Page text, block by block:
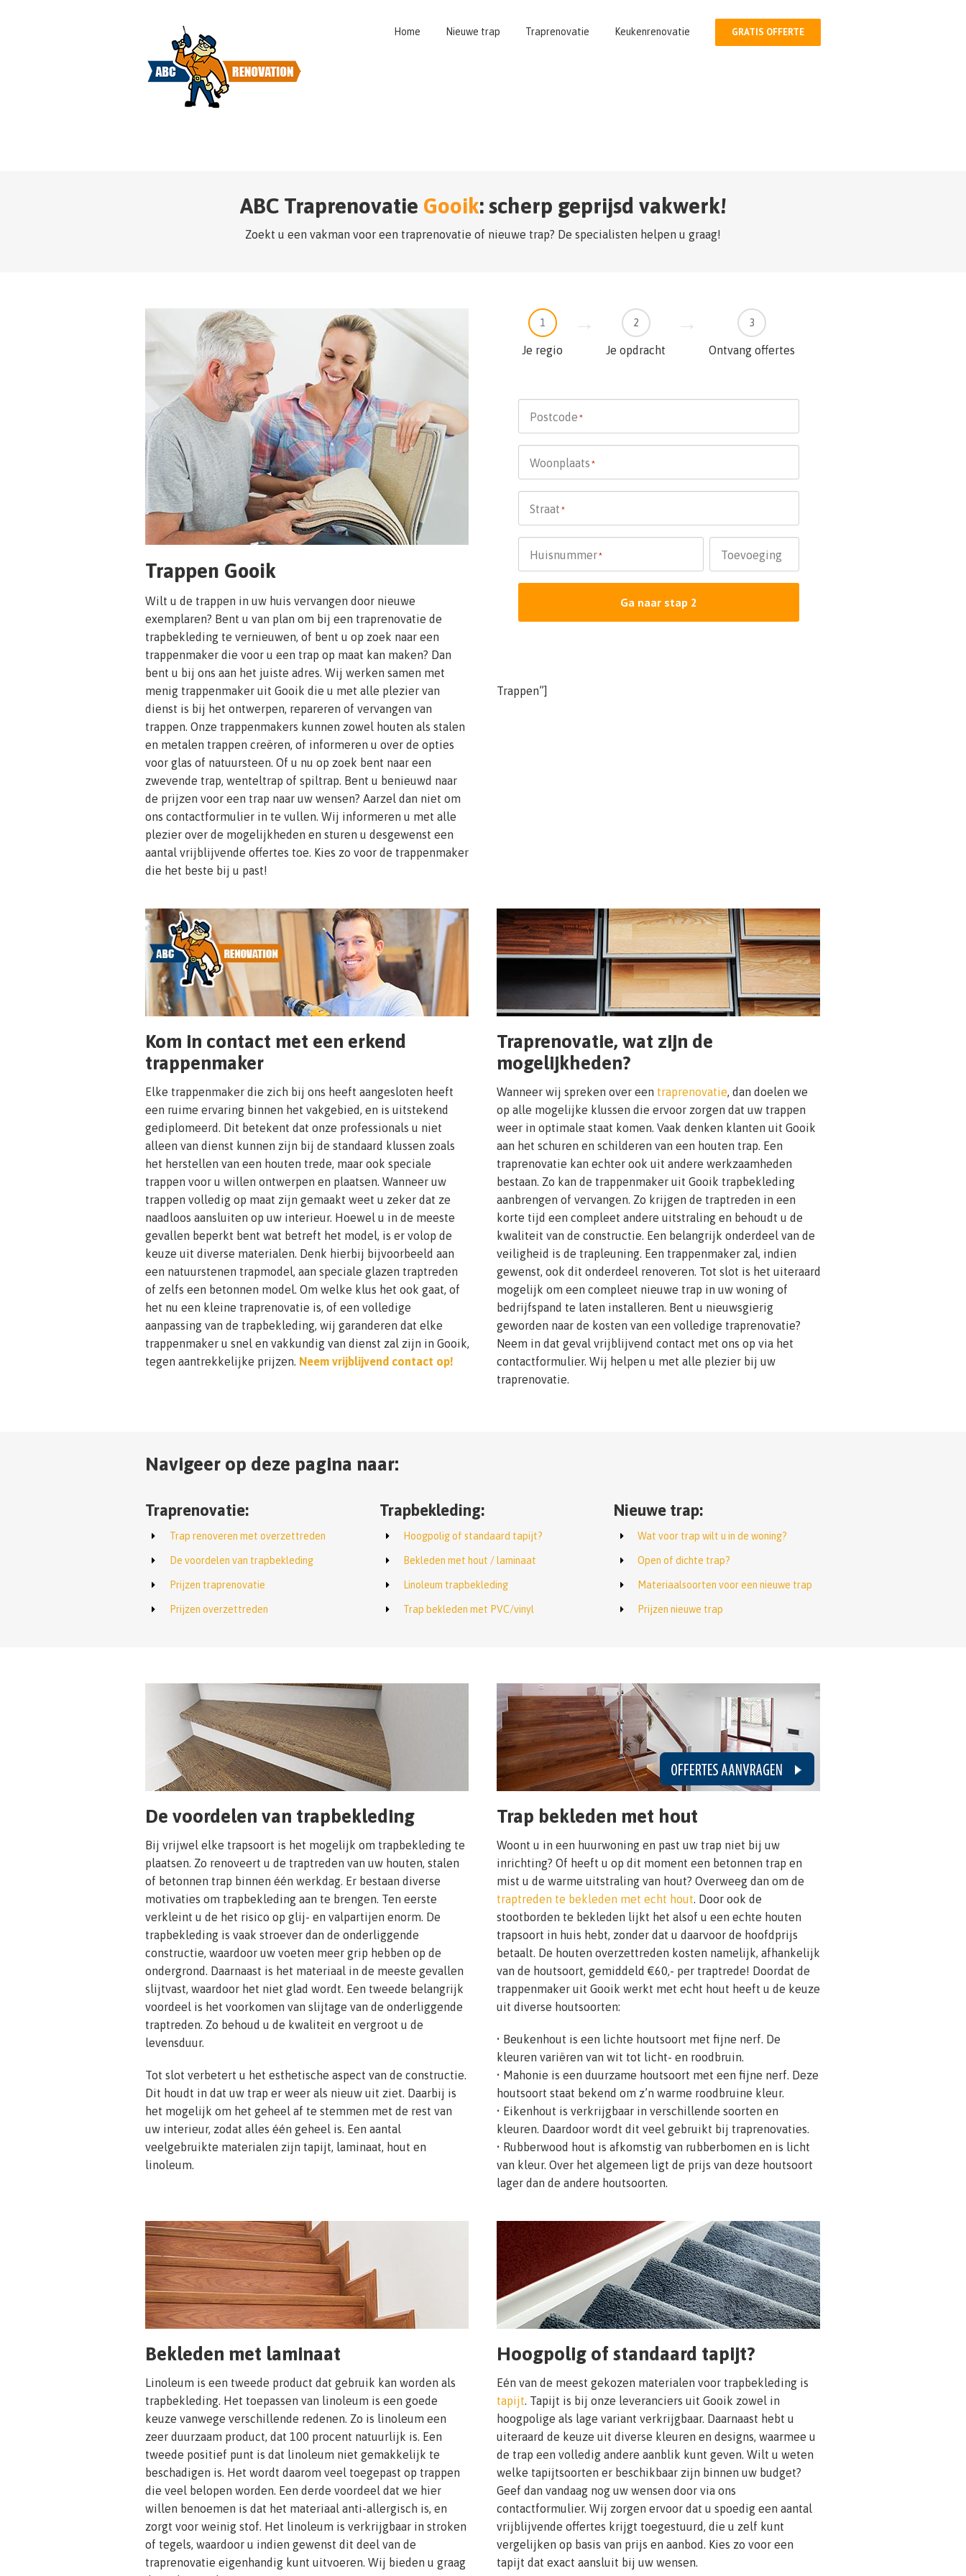
Home Nieuwe trap Traprenovatie Keukenrenovatie GRATIS OFFERTE
ABC Traprenovatie Gooik: scherp geprijsd vakwerk!
Zoekt u een vakman voor een traprenovatie of nieuwe trap? De specialisten helpen u graag!
Trappen Gooik
Wilt u de trappen in uw huis vervangen door nieuwe
exemplaren? Bent u van plan om bij een traprenovatie de
trapbekleding te vernieuwen, of bent u op zoek naar een
trappenmaker die voor u een trap op maat kan maken? Dan
bent u bij ons aan het juiste adres. Wij werken samen met
menig trappenmaker uit Gooik die u met alle plezier van
dienst is bij het ontwerpen, repareren of vervangen van
trappen. Onze trappenmakers kunnen zowel houten als stalen
en metalen trappen creëren, of informeren u over de opties
voor glas of natuursteen. Of u nu op zoek bent naar een
zwevende trap, wenteltrap of spiltrap. Bent u benieuwd naar
de prijzen voor een trap naar uw wensen? Aarzel dan niet om
ons contactformulier in te vullen. Wij informeren u met alle
plezier over de mogelijkheden en sturen u desgewenst een
aantal vrijblijvende offertes toe. Kies zo voor de trappenmaker
die het beste bij u past!
1
Je regio
2
Je opdracht
3
Ontvang offertes
Postcode *
Woonplaats *
Straat *
Huisnummer* Toevoeging
Ga naar stap 2
Trappen”]
Kom in contact met een erkend
trappenmaker
Elke trappenmaker die zich bij ons heeft aangesloten heeft
een ruime ervaring binnen het vakgebied, en is uitstekend
gediplomeerd. Dit betekent dat onze professionals u niet
alleen van dienst kunnen zijn bij de standaard klussen zoals
het herstellen van een houten trede, maar ook speciale
trappen voor u willen ontwerpen en plaatsen. Wanneer uw
trappen volledig op maat zijn gemaakt weet u zeker dat ze
naadloos aansluiten op uw interieur. Hoewel u in de meeste
gevallen beperkt bent wat betreft het model, is er volop de
keuze uit diverse materialen. Denk hierbij bijvoorbeeld aan
een natuurstenen trapmodel, aan speciale glazen traptreden
of zelfs een betonnen model. Om welke klus het ook gaat, of
het nu een kleine traprenovatie is, of een volledige
aanpassing van de trapbekleding, wij garanderen dat elke
trappenmaker u snel en vakkundig van dienst zal zijn in Gooik,
tegen aantrekkelijke prijzen. Neem vrijblijvend contact op!
Traprenovatie, wat zijn de
mogelijkheden?
Wanneer wij spreken over een traprenovatie, dan doelen we
op alle mogelijke klussen die ervoor zorgen dat uw trappen
weer in optimale staat komen. Vaak denken klanten uit Gooik
aan het schuren en schilderen van een houten trap. Een
traprenovatie kan echter ook uit andere werkzaamheden
bestaan. Zo kan de trappenmaker uit Gooik trapbekleding
aanbrengen of vervangen. Zo krijgen de traptreden in een
korte tijd een compleet andere uitstraling en behoudt u de
kwaliteit van de constructie. Een belangrijk onderdeel van de
veiligheid is de trapleuning. Een trappenmaker zal, indien
gewenst, ook dit onderdeel renoveren. Tot slot is het uiteraard
mogelijk om een compleet nieuwe trap in uw woning of
bedrijfspand te laten installeren. Bent u nieuwsgierig
geworden naar de kosten van een volledige traprenovatie?
Neem in dat geval vrijblijvend contact met ons op via het
contactformulier. Wij helpen u met alle plezier bij uw
traprenovatie.
Navigeer op deze pagina naar:
Traprenovatie:
Trap renoveren met overzettreden
De voordelen van trapbekleding
Prijzen traprenovatie
Prijzen overzettreden
Trapbekleding:
Hoogpolig of standaard tapijt?
Bekleden met hout / laminaat
Linoleum trapbekleding
Trap bekleden met PVC/vinyl
Nieuwe trap:
Wat voor trap wilt u in de woning?
Open of dichte trap?
Materiaalsoorten voor een nieuwe trap
Prijzen nieuwe trap
De voordelen van trapbekleding
Bij vrijwel elke trapsoort is het mogelijk om trapbekleding te
plaatsen. Zo renoveert u de traptreden van uw houten, stalen
of betonnen trap binnen één werkdag. Er bestaan diverse
motivaties om trapbekleding aan te brengen. Ten eerste
verkleint u de het risico op glij- en valpartijen enorm. De
trapbekleding is vaak stroever dan de onderliggende
constructie, waardoor uw voeten meer grip hebben op de
ondergrond. Daarnaast is het materiaal in de meeste gevallen
slijtvast, waardoor het niet glad wordt. Een tweede belangrijk
voordeel is het voorkomen van slijtage van de onderliggende
traptreden. Zo behoud u de kwaliteit en vergroot u de
levensduur.
Tot slot verbetert u het esthetische aspect van de constructie.
Dit houdt in dat uw trap er weer als nieuw uit ziet. Daarbij is
het mogelijk om het geheel af te stemmen met de rest van
uw interieur, zodat alles één geheel is. Een aantal
veelgebruikte materialen zijn tapijt, laminaat, hout en
linoleum.
Trap bekleden met hout
Woont u in een huurwoning en past uw trap niet bij uw
inrichting? Of heeft u op dit moment een betonnen trap en
mist u de warme uitstraling van hout? Overweeg dan om de
traptreden te bekleden met echt hout. Door ook de
stootborden te bekleden lijkt het alsof u een echte houten
trapsoort in huis hebt, zonder dat u daarvoor de hoofdprijs
betaalt. De houten overzettreden kosten namelijk, afhankelijk
van de houtsoort, gemiddeld €60,- per traptrede! Doordat de
trappenmaker uit Gooik werkt met echt hout heeft u de keuze
uit diverse houtsoorten:
• Beukenhout is een lichte houtsoort met fijne nerf. De
kleuren variëren van wit tot licht- en roodbruin.
• Mahonie is een duurzame houtsoort met een fijne nerf. Deze
houtsoort staat bekend om z’n warme roodbruine kleur.
• Eikenhout is verkrijgbaar in verschillende soorten en
kleuren. Daardoor wordt dit veel gebruikt bij traprenovaties.
• Rubberwood hout is afkomstig van rubberbomen en is licht
van kleur. Over het algemeen ligt de prijs van deze houtsoort
lager dan de andere houtsoorten.
Bekleden met laminaat
Linoleum is een tweede product dat gebruik kan worden als
trapbekleding. Het toepassen van linoleum is een goede
keuze vanwege verschillende redenen. Zo is linoleum een
zeer duurzaam product, dat 100 procent natuurlijk is. Een
tweede positief punt is dat linoleum niet gemakkelijk te
beschadigen is. Het wordt daarom veel toegepast op trappen
die veel belopen worden. Een derde voordeel dat we hier
willen benoemen is dat het materiaal anti-allergisch is, en
zorgt voor weinig stof. Het linoleum is verkrijgbaar in stroken
of tegels, waardoor u indien gewenst dit deel van de
traprenovatie eigenhandig kunt uitvoeren. Wij bieden u graag
Hoogpolig of standaard tapijt?
Eén van de meest gekozen materialen voor trapbekleding is
tapijt. Tapijt is bij onze leveranciers uit Gooik zowel in
hoogpolige als lage variant verkrijgbaar. Daarnaast hebt u
uiteraard de keuze uit diverse kleuren en designs, waarmee u
de trap een volledig andere aanblik kunt geven. Wilt u weten
welke tapijtsoorten er beschikbaar zijn binnen uw budget?
Geef dan vandaag nog uw wensen door via ons
contactformulier. Wij zorgen ervoor dat u spoedig een aantal
vrijblijvende offertes krijgt toegestuurd, die u zelf kunt
vergelijken op basis van prijs en aanbod. Kies zo voor een
tapijt dat exact aansluit bij uw wensen.